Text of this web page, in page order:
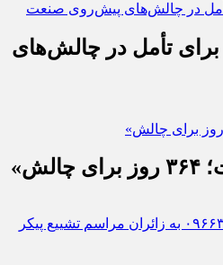
تأمل در چالش‌های